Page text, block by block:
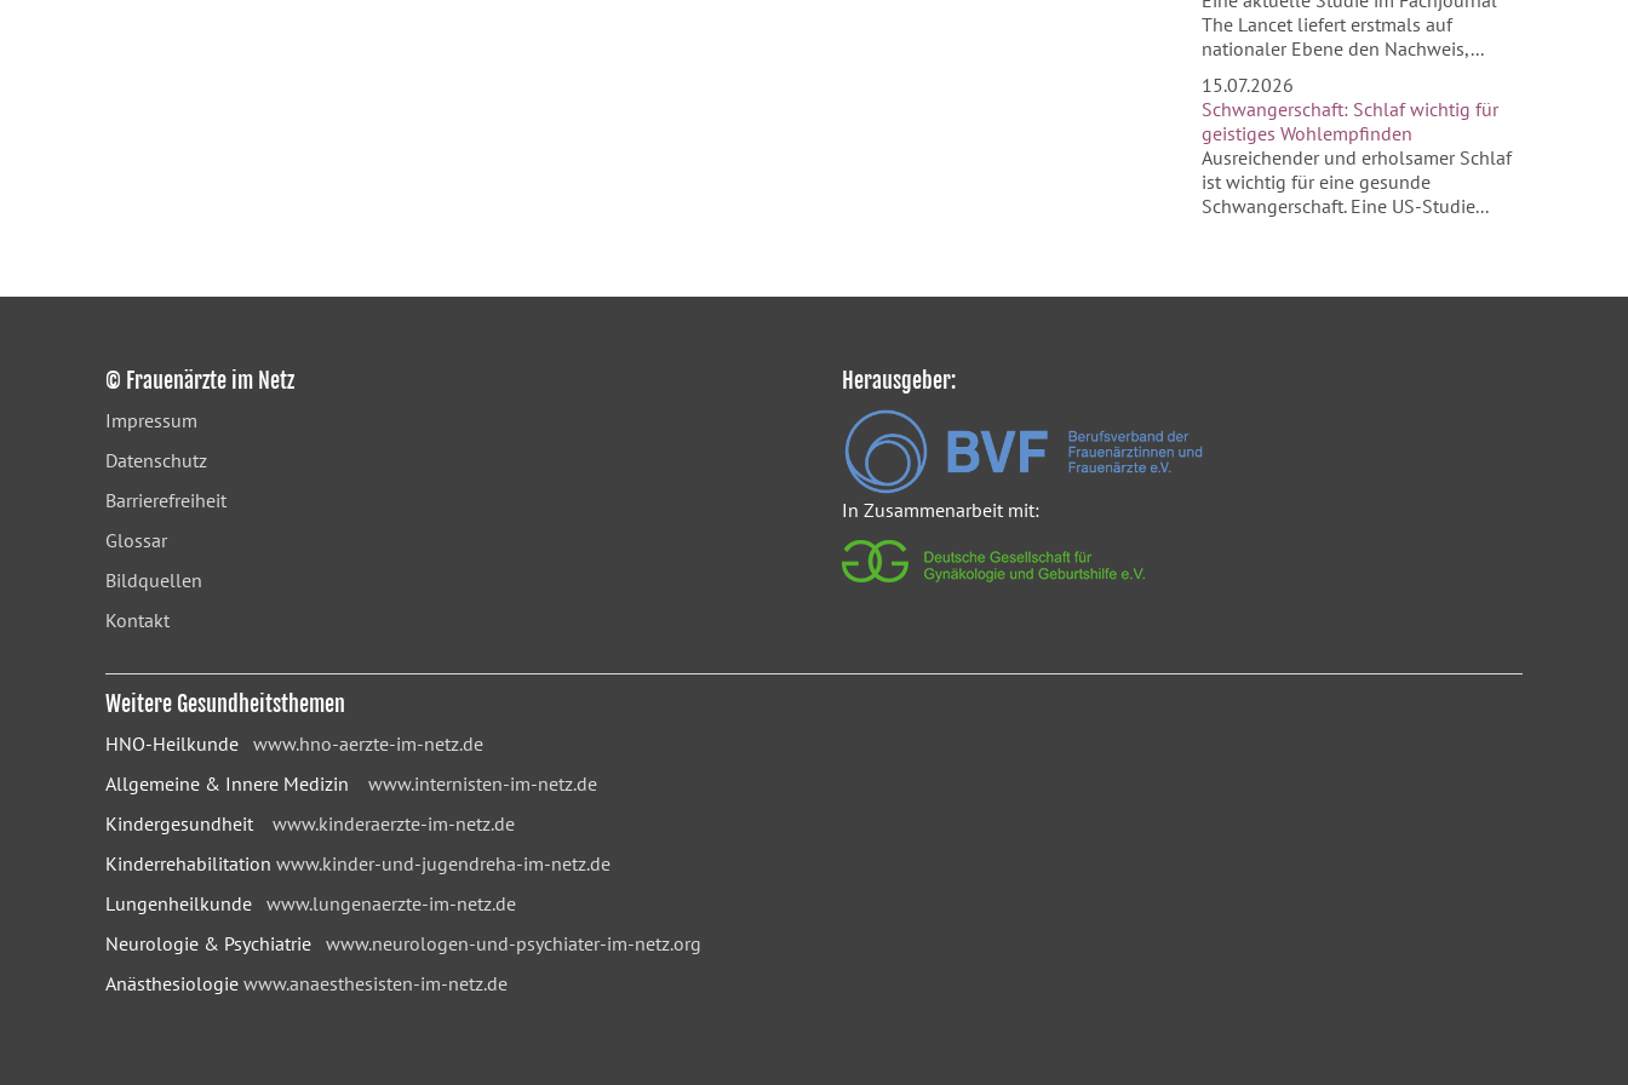
The Lancet liefert erstmals auf
nationaler Ebene den Nachweis,...
15.07.2026
Schwangerschaft: Schlaf wichtig für
geistiges Wohlempfinden
Ausreichender und erholsamer Schlaf
ist wichtig für eine gesunde
Schwangerschaft. Eine US-Studie...
© Frauenärzte im Netz
Impressum
Datenschutz
Barrierefreiheit
Glossar
Bildquellen
Kontakt
Herausgeber:
In Zusammenarbeit mit:
Weitere Gesundheitsthemen
HNO-Heilkunde www.hno-aerzte-im-netz.de
Allgemeine & Innere Medizin www.internisten-im-netz.de
Kindergesundheit www.kinderaerzte-im-netz.de
Kinderrehabilitation www.kinder-und-jugendreha-im-netz.de
Lungenheilkunde www.lungenaerzte-im-netz.de
Neurologie & Psychiatrie www.neurologen-und-psychiater-im-netz.org
Anästhesiologie www.anaesthesisten-im-netz.de